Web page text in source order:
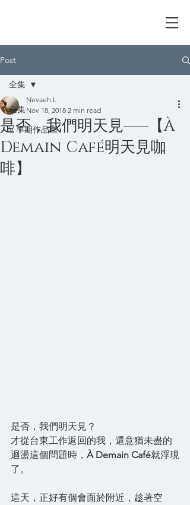
Post
全集
V 早期作品區
全集
是否，我們明天見——【À
Demain Café明天見咖
啡】
Nevaeh.L
Nov 18, 2018 2 min read
是否，我們明天見？
才從台東工作返回的我，還意猶未盡的
迴盪這個問題時， À Demain Café就浮現
了。
這天，正好有個會面於附近，趁著空